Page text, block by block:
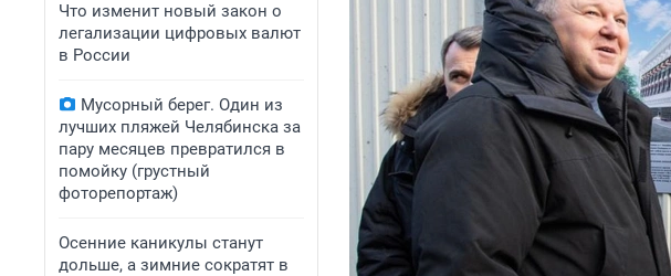
Что изменит новый закон о
легализации цифровых валют
в России
Мусорный берег. Один из
лучших пляжей Челябинска за
пару месяцев превратился в
помойку (грустный
фоторепортаж)
Осенние каникулы станут
дольше, а зимние сократят в